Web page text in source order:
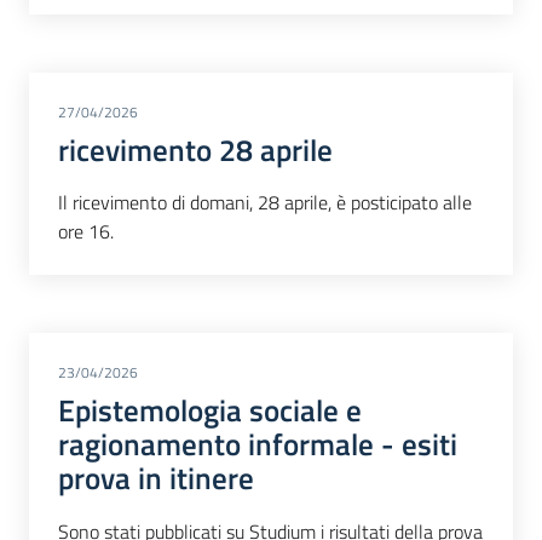
27/04/2026
ricevimento 28 aprile
Il ricevimento di domani, 28 aprile, è posticipato alle
ore 16.
23/04/2026
Epistemologia sociale e
ragionamento informale - esiti
prova in itinere
Sono stati pubblicati su Studium i risultati della prova